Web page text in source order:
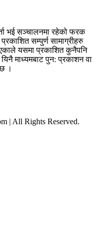
भई सञ्चालनमा रहेको फरक
सम्पुर्ण सामाग्रीहरु
यसमा प्रकाशित कुनैपनि
यिनै माध्यमबाट पुन: प्रकाशन वा
।
| All Rights Reserved.